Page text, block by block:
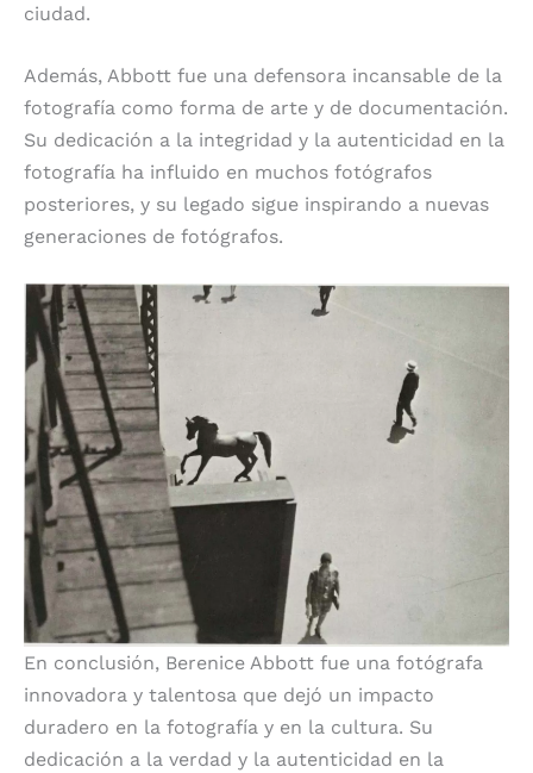
ciudad.
Además, Abbott fue una defensora incansable de la
fotografía como forma de arte y de documentación.
Su dedicación a la integridad y la autenticidad en la
fotografía ha influido en muchos fotógrafos
posteriores, y su legado sigue inspirando a nuevas
generaciones de fotógrafos.
En conclusión, Berenice Abbott fue una fotógrafa
innovadora y talentosa que dejó un impacto
duradero en la fotografía y en la cultura. Su
dedicación a la verdad y la autenticidad en la